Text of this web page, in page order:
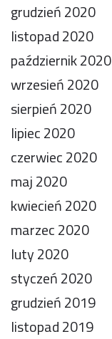
grudzień 2020
listopad 2020
październik 2020
wrzesień 2020
sierpień 2020
lipiec 2020
czerwiec 2020
maj 2020
kwiecień 2020
marzec 2020
luty 2020
styczeń 2020
grudzień 2019
listopad 2019